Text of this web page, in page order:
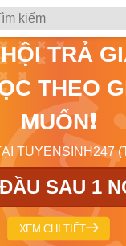
TRẢ
THEO
MUỐN❗
TUYENSINH247
SAU 1
XEM CHI TIẾT